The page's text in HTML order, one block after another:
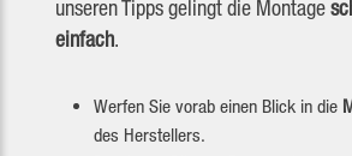
unseren Tipps gelingt die Montage
einfach.
Werfen Sie vorab einen Blick in die
des Herstellers.